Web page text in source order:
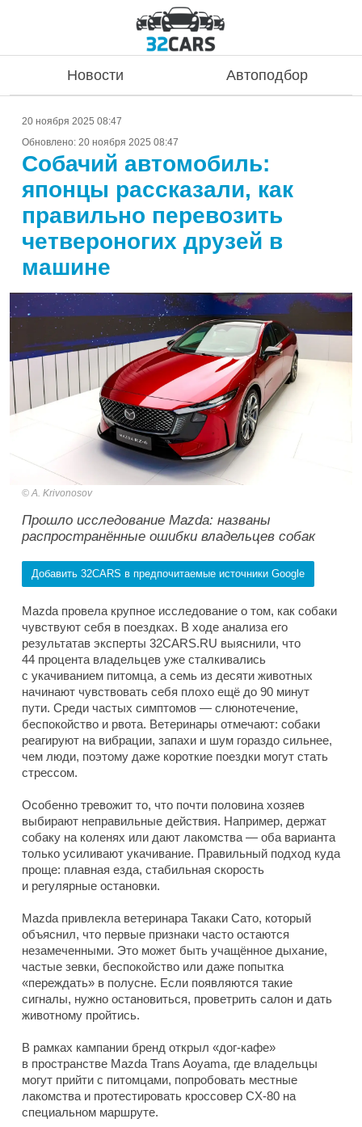
Новости Автоподбор
20 ноября 2025 08:47
Обновлено: 20 ноября 2025 08:47
Собачий автомобиль:
японцы рассказали, как
правильно перевозить
четвероногих друзей в
машине
A. Krivonosov
Прошло исследование Mazda: названы
распространённые ошибки владельцев собак
Добавить 32CARS в предпочитаемые источники Google
Mazda провела крупное исследование о том, как собаки
чувствуют себя в поездках. В ходе анализа его
результатав эксперты 32CARS.RU выяснили, что
44 процента владельцев уже сталкивались
с укачиванием питомца, а семь из десяти животных
начинают чувствовать себя плохо ещё до 90 минут
пути. Среди частых симптомов — слюнотечение,
беспокойство и рвота. Ветеринары отмечают: собаки
реагируют на вибрации, запахи и шум гораздо сильнее,
чем люди, поэтому даже короткие поездки могут стать
стрессом.
Особенно тревожит то, что почти половина хозяев
выбирают неправильные действия. Например, держат
собаку на коленях или дают лакомства — оба варианта
только усиливают укачивание. Правильный подход куда
проще: плавная езда, стабильная скорость
и регулярные остановки.
Mazda привлекла ветеринара Такаки Сато, который
объяснил, что первые признаки часто остаются
незамеченными. Это может быть учащённое дыхание,
частые зевки, беспокойство или даже попытка
«переждать» в полусне. Если появляются такие
сигналы, нужно остановиться, проветрить салон и дать
животному пройтись.
В рамках кампании бренд открыл «дог-кафе»
в пространстве Mazda Trans Aoyama, где владельцы
могут прийти с питомцами, попробовать местные
лакомства и протестировать кроссовер CX-80 на
специальном маршруте.